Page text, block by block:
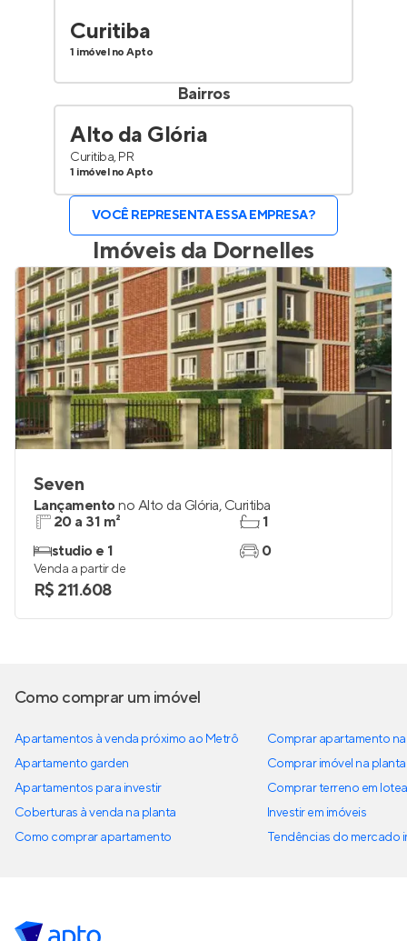
Curitiba
1 imóvel no Apto
Bairros
Alto da Glória
Curitiba, PR
1 imóvel no Apto
VOCÊ REPRESENTA ESSA EMPRESA?
Imóveis da Dornelles
Seven
Lançamentono Alto da Glória, Curitiba
20 a 31 m²
studio e 1
1
0
Venda a partir de
R$ 211.608
Como comprar um imóvel
Apartamentos à venda próximo ao Metrô
Apartamento garden
Apartamentos para investir
Coberturas à venda na planta
Como comprar apartamento
Comprar apartamento
Comprar imóvel na planta
Comprar terreno em
Investir em imóveis
Tendências do mercado